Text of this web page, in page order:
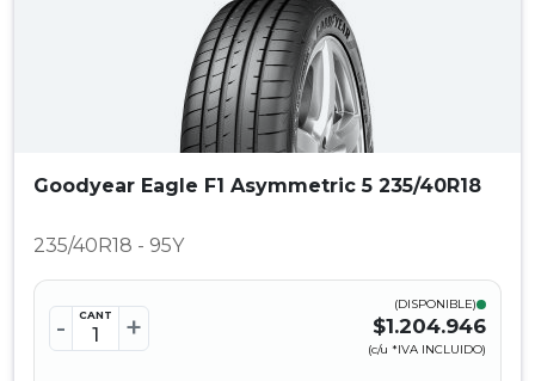
Goodyear Eagle F1 Asymmetric 5 235/40R18
235/40R18 - 95Y
- CANT +
(DISPONIBLE)
$1.204.946
(c/u *IVA INCLUIDO)